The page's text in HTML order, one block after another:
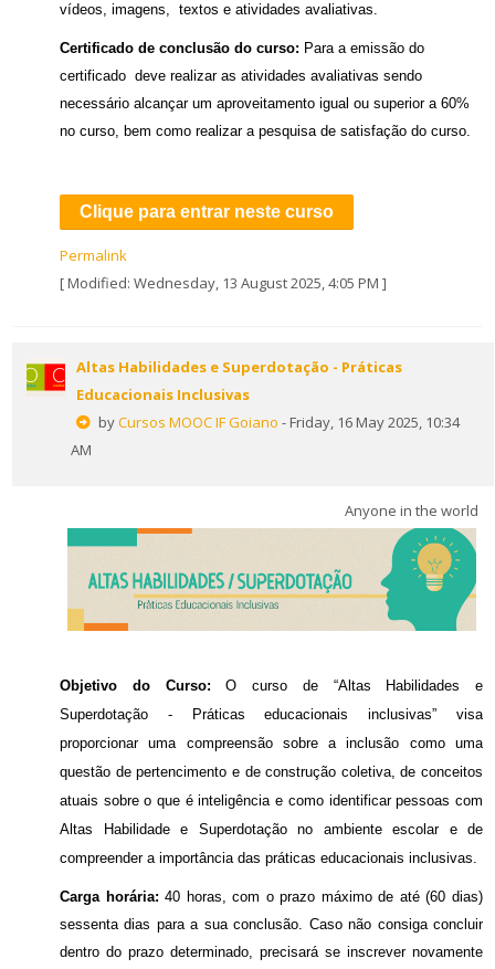
vídeos, imagens, textos e atividades avaliativas.
Certificado de conclusão do curso: Para a emissão do
certificado deve realizar as atividades avaliativas sendo
necessário alcançar um aproveitamento igual ou superior a 60%
no curso, bem como realizar a pesquisa de satisfação do curso.
Clique para entrar neste curso
Permalink
[ Modified: Wednesday, 13 August 2025, 4:05 PM ]
Altas Habilidades e Superdotação - Práticas
Educacionais Inclusivas
byCursos MOOC IF Goiano - Friday, 16 May 2025, 10:34
AM
Anyone in the world
Objetivo do Curso: O curso de “Altas Habilidades e
Superdotação - Práticas educacionais inclusivas” visa
proporcionar uma compreensão sobre a inclusão como uma
questão de pertencimento e de construção coletiva, de conceitos
atuais sobre o que é inteligência e como identificar pessoas com
Altas Habilidade e Superdotação no ambiente escolar e de
compreender a importância das práticas educacionais inclusivas.
Carga horária:40 horas, com o prazo máximo de até (60 dias)
sessenta dias para a sua conclusão. Caso não consiga concluir
dentro do prazo determinado, precisará se inscrever novamente